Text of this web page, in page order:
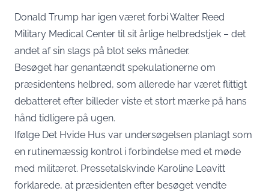
Donald Trump har igen været forbi Walter Reed
Military Medical Center til sit årlige helbredstjek – det
andet af sin slags på blot seks måneder.
Besøget har genantændt spekulationerne om
præsidentens helbred, som allerede har været flittigt
debatteret efter billeder viste et stort mærke på hans
hånd tidligere på ugen.
Ifølge Det Hvide Hus var undersøgelsen planlagt som
en rutinemæssig kontrol i forbindelse med et møde
med militæret. Pressetalskvinde Karoline Leavitt
forklarede, at præsidenten efter besøget vendte